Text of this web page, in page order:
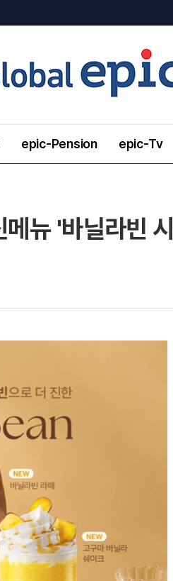
epic-Pension epic-Tv
뉴 '바닐라빈